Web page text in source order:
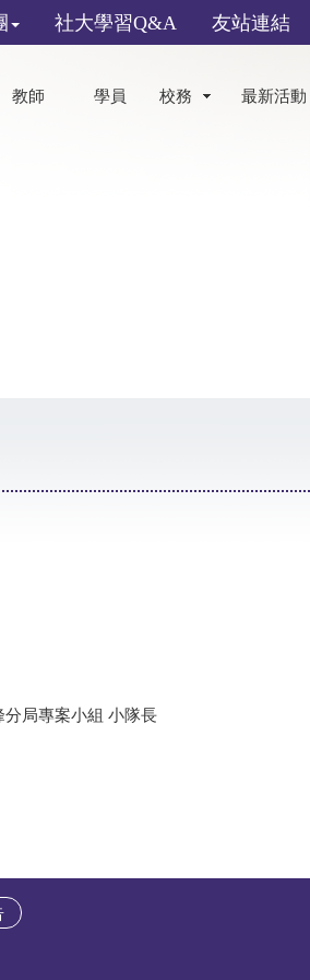
社大學習Q&A 友站連結
教師 學員 校務 最新活動
局專案小組 小隊長